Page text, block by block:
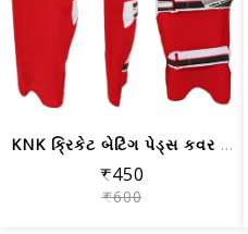
KNK ક્રિકેટ બેટિંગ પેડ્સ કવર | રંગીન ...
₹450
₹600